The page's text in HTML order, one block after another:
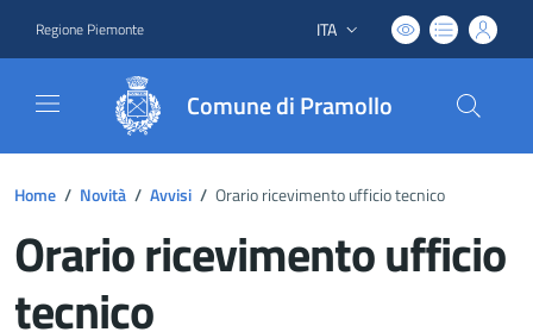
Regione Piemonte Lingua attiva:
ITA
Comune di Pramollo
Home / Novità / Avvisi / Orario ricevimento ufficio tecnico
Orario ricevimento ufficio
tecnico